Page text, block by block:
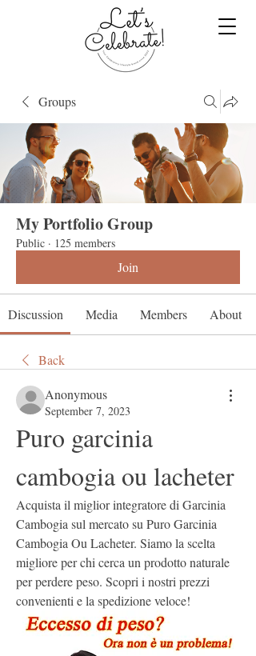
Groups
My Portfolio Group
Public · 125 members
Join
Discussion Media Members About
Back
Anonymous
September 7, 2023
Puro garcinia
cambogia ou lacheter
Acquista il miglior integratore di Garcinia
Cambogia sul mercato su Puro Garcinia
Cambogia Ou Lacheter. Siamo la scelta
migliore per chi cerca un prodotto naturale
per perdere peso. Scopri i nostri prezzi
convenienti e la spedizione veloce!